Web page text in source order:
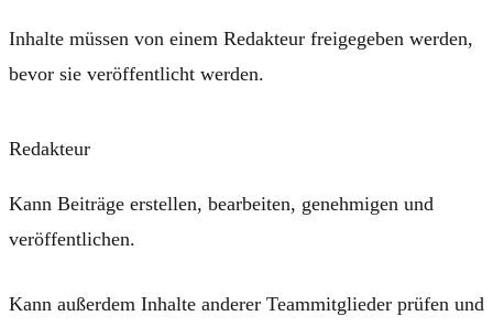
Inhalte müssen von einem Redakteur freigegeben werden,
bevor sie veröffentlicht werden.
Redakteur
Kann Beiträge erstellen, bearbeiten, genehmigen und
veröffentlichen.
Kann außerdem Inhalte anderer Teammitglieder prüfen und